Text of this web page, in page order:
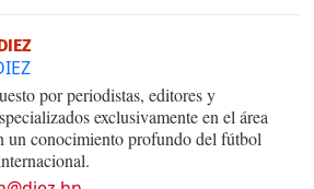
por periodistas, editores y
exclusivamente en el área
un conocimiento profundo del fútbol